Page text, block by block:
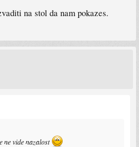
na stol da nam pokazes.
ne vide nazalost